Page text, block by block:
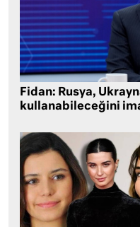
Fidan: Rusya,
kullanabileceğini